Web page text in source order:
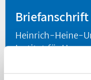
Briefanschrift
Heinrich-Heine-
Institut für Herz-
D-40001